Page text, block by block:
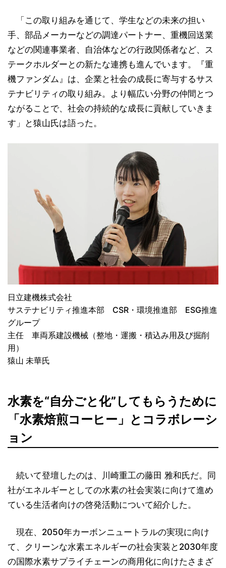
「この取り組みを通じて、学生などの未来の担い
手、部品メーカーなどの調達パートナー、重機回送業
などの関連事業者、自治体などの行政関係者など、ス
テークホルダーとの新たな連携も進んでいます。『重
機ファンダム』は、企業と社会の成長に寄与するサス
テナビリティの取り組み。より幅広い分野の仲間とつ
ながることで、社会の持続的な成長に貢献していきま
す」と猿山氏は語った。
日立建機株式会社
サステナビリティ推進本部 CSR・環境推進部 ESG推進
グループ
主任 車両系建設機械（整地・運搬・積込み用及び掘削
用）
猿山 未華氏
水素を“自分ごと化”してもらうために
「水素焙煎コーヒー」とコラボレーシ
ョン
続いて登壇したのは、川崎重工の藤田 雅和氏だ。同
社がエネルギーとしての水素の社会実装に向けて進め
ている生活者向けの啓発活動について紹介した。
現在、2050年カーボンニュートラルの実現に向け
て、クリーンな水素エネルギーの社会実装と2030年度
の国際水素サプライチェーンの商用化に向けたさまざ